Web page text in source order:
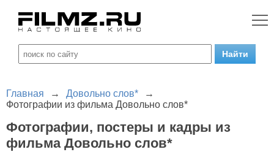
Главная → Довольно слов*
→
Фотографии из фильма Довольно слов*
Фотографии, постеры и кадры из
фильма Довольно слов*